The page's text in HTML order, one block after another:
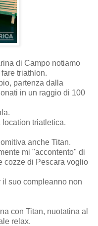
di Campo notiamo
triathlon.
partenza dalla
in un raggio di 100
triatletica.
anche Titan.
mi "accontento" di
cozze di Pescara voglio
il suo compleanno non
con Titan, nuotatina al
relax.